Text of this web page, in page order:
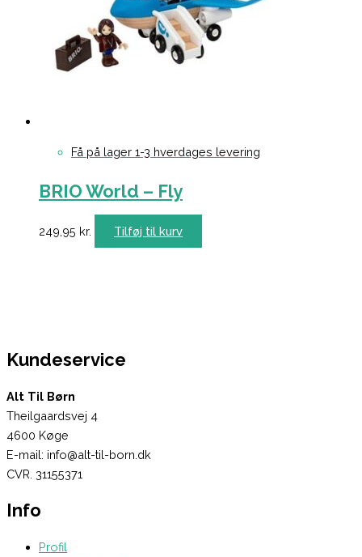
Få på lager 1-3 hverdages levering
BRIO World – Fly
249,95 kr. Tilføj til kurv
Kundeservice
Alt Til Børn
Theilgaardsvej 4
4600 Køge
E-mail: info@alt-til-born.dk
CVR. 31155371
Info
Profil